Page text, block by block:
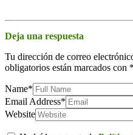
Deja una respuesta
Tu dirección de correo
obligatorios están marcados con *
Name*
Email Address*
Website